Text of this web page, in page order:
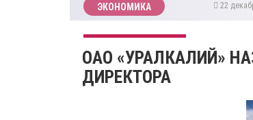
ЭКОНОМИКА 22
ОАО «УРАЛКАЛИЙ»
ДИРЕКТОРА